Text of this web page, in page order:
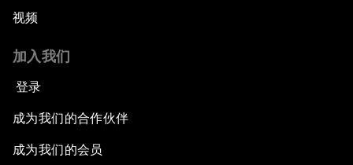
视频
加入我们
登录
成为我们的合作伙伴
成为我们的会员